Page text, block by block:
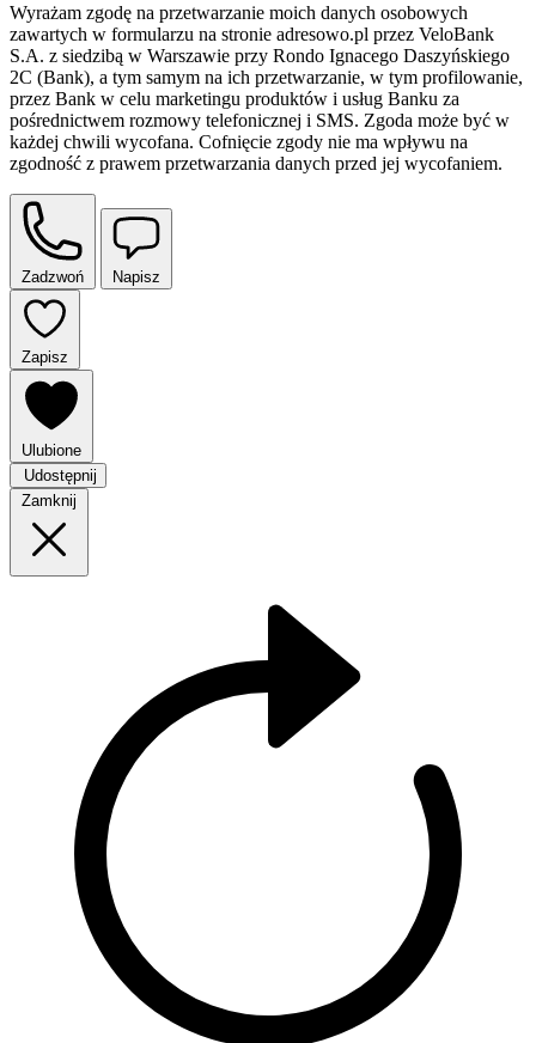
Wyrażam zgodę na przetwarzanie moich danych osobowych
zawartych w formularzu na stronie adresowo.pl przez VeloBank
S.A. z siedzibą w Warszawie przy Rondo Ignacego Daszyńskiego
2C (Bank), a tym samym na ich przetwarzanie, w tym profilowanie,
przez Bank w celu marketingu produktów i usług Banku za
pośrednictwem rozmowy telefonicznej i SMS. Zgoda może być w
każdej chwili wycofana. Cofnięcie zgody nie ma wpływu na
zgodność z prawem przetwarzania danych przed jej wycofaniem.
Zadzwoń Napisz
Zapisz
Ulubione
Udostępnij
Zamknij